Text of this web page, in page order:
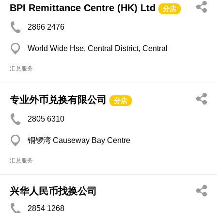
BPI Remittance Centre (HK) Ltd 分店
2866 2476
World Wide Hse, Central District, Central
汇兑服务
专业外币兑换有限公司 分店
2805 6310
铜锣湾 Causeway Bay Centre
汇兑服务
兴华人民币找换公司
2854 1268